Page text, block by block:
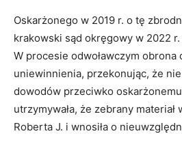
Oskarżonego w 2019 r. o tę
krakowski sąd okręgowy w 2022 r.
W procesie odwoławczym obrona
uniewinnienia, przekonując, że
dowodów przeciwko
utrzymywała, że zebrany materiał
Roberta J. i wnosiła o